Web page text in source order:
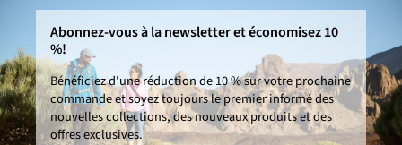
Abonnez-vous à la newsletter et économisez 10
%!
Bénéficiez d'une réduction de 10 % sur votre prochaine
commande et soyez toujours le premier informé des
nouvelles collections, des nouveaux produits et des
offres exclusives.